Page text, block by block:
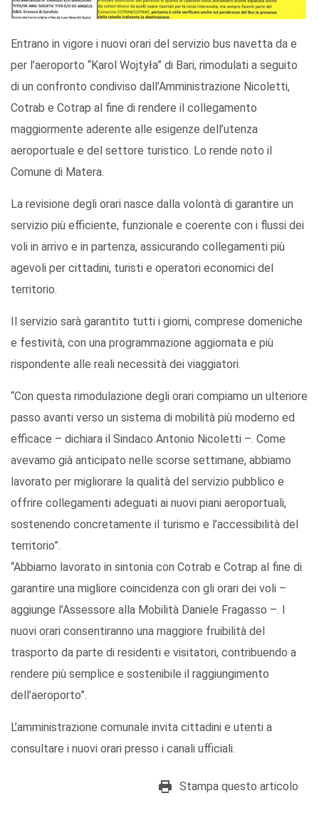
Entrano in vigore i nuovi orari del servizio bus navetta da e
per l’aeroporto “Karol Wojtyła” di Bari, rimodulati a seguito
di un confronto condiviso dall’Amministrazione Nicoletti,
Cotrab e Cotrap al fine di rendere il collegamento
maggiormente aderente alle esigenze dell’utenza
aeroportuale e del settore turistico. Lo rende noto il
Comune di Matera.
La revisione degli orari nasce dalla volontà di garantire un
servizio più efficiente, funzionale e coerente con i flussi dei
voli in arrivo e in partenza, assicurando collegamenti più
agevoli per cittadini, turisti e operatori economici del
territorio.
Il servizio sarà garantito tutti i giorni, comprese domeniche
e festività, con una programmazione aggiornata e più
rispondente alle reali necessità dei viaggiatori.
“Con questa rimodulazione degli orari compiamo un ulteriore
passo avanti verso un sistema di mobilità più moderno ed
efficace – dichiara il Sindaco Antonio Nicoletti –. Come
avevamo già anticipato nelle scorse settimane, abbiamo
lavorato per migliorare la qualità del servizio pubblico e
offrire collegamenti adeguati ai nuovi piani aeroportuali,
sostenendo concretamente il turismo e l’accessibilità del
territorio”.
“Abbiamo lavorato in sintonia con Cotrab e Cotrap al fine di
garantire una migliore coincidenza con gli orari dei voli –
aggiunge l’Assessore alla Mobilità Daniele Fragasso –. I
nuovi orari consentiranno una maggiore fruibilità del
trasporto da parte di residenti e visitatori, contribuendo a
rendere più semplice e sostenibile il raggiungimento
dell’aeroporto”.
L’amministrazione comunale invita cittadini e utenti a
consultare i nuovi orari presso i canali ufficiali.
Stampa questo articolo